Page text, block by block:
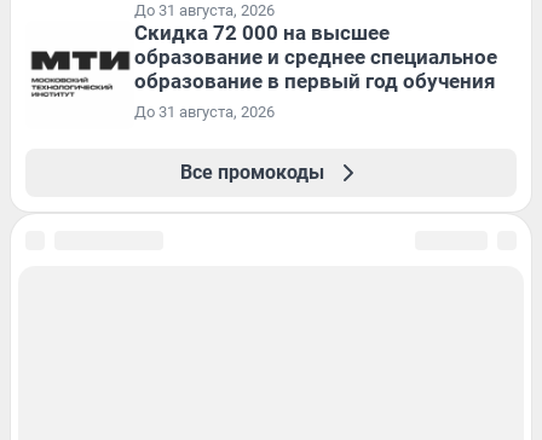
До 31 августа, 2026
Скидка 72 000 на высшее
образование и среднее специальное
образование в первый год обучения
До 31 августа, 2026
Все промокоды